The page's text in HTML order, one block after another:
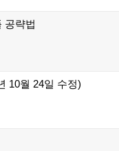
공략법
10월 24일 수정)